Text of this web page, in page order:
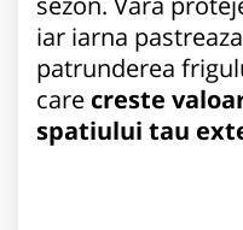
iar iarna
patrunderea
care creste
spatiului tau